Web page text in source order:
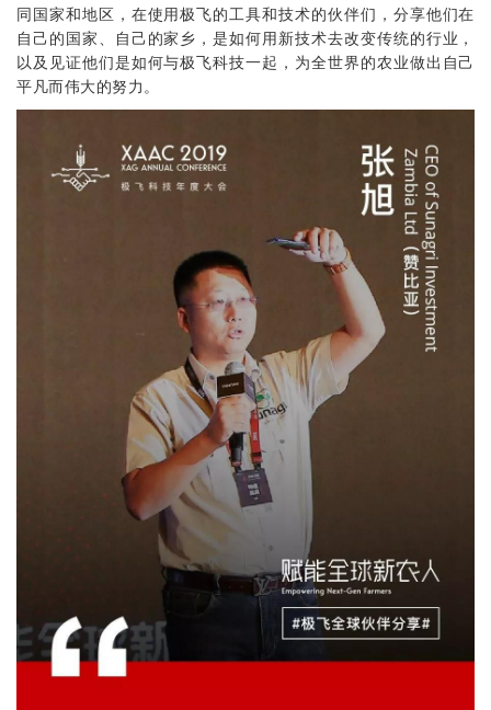
同国家和地区，在使用极飞的工具和技术的伙伴们，分享他们在
自己的国家、自己的家乡，是如何用新技术去改变传统的行业，
以及见证他们是如何与极飞科技一起，为全世界的农业做出自己
平凡而伟大的努力。